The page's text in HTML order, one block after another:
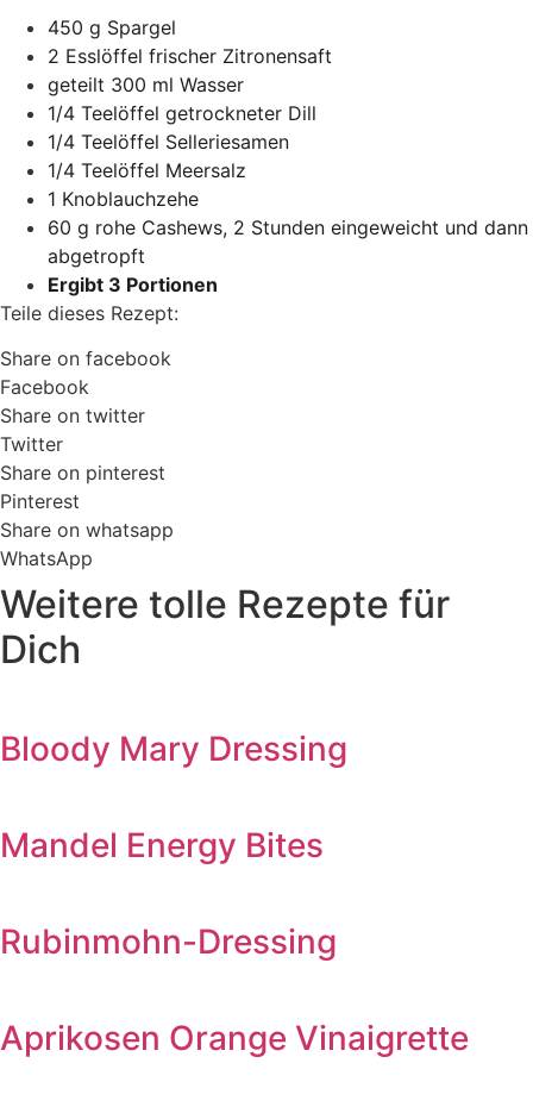
450 g Spargel
2 Esslöffel frischer Zitronensaft
geteilt 300 ml Wasser
1/4 Teelöffel getrockneter Dill
1/4 Teelöffel Selleriesamen
1/4 Teelöffel Meersalz
1 Knoblauchzehe
60 g rohe Cashews, 2 Stunden eingeweicht und dann
abgetropft
Ergibt 3 Portionen
Teile dieses Rezept:
Share on facebook
Facebook
Share on twitter
Twitter
Share on pinterest
Pinterest
Share on whatsapp
WhatsApp
Weitere tolle Rezepte für
Dich
Bloody Mary Dressing
Mandel Energy Bites
Rubinmohn-Dressing
Aprikosen Orange Vinaigrette